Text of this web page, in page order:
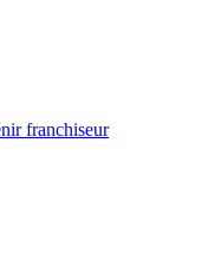
franchiseur